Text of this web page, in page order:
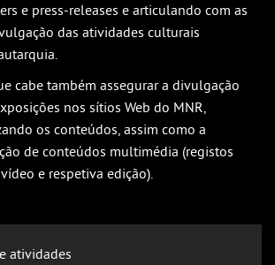
e press-releases e articulando com as
das atividades culturais
cabe também assegurar a divulgação
nos sítios Web do MNR,
os conteúdos, assim como a
de conteúdos multimédia (registos
e respetiva edição).
atividades